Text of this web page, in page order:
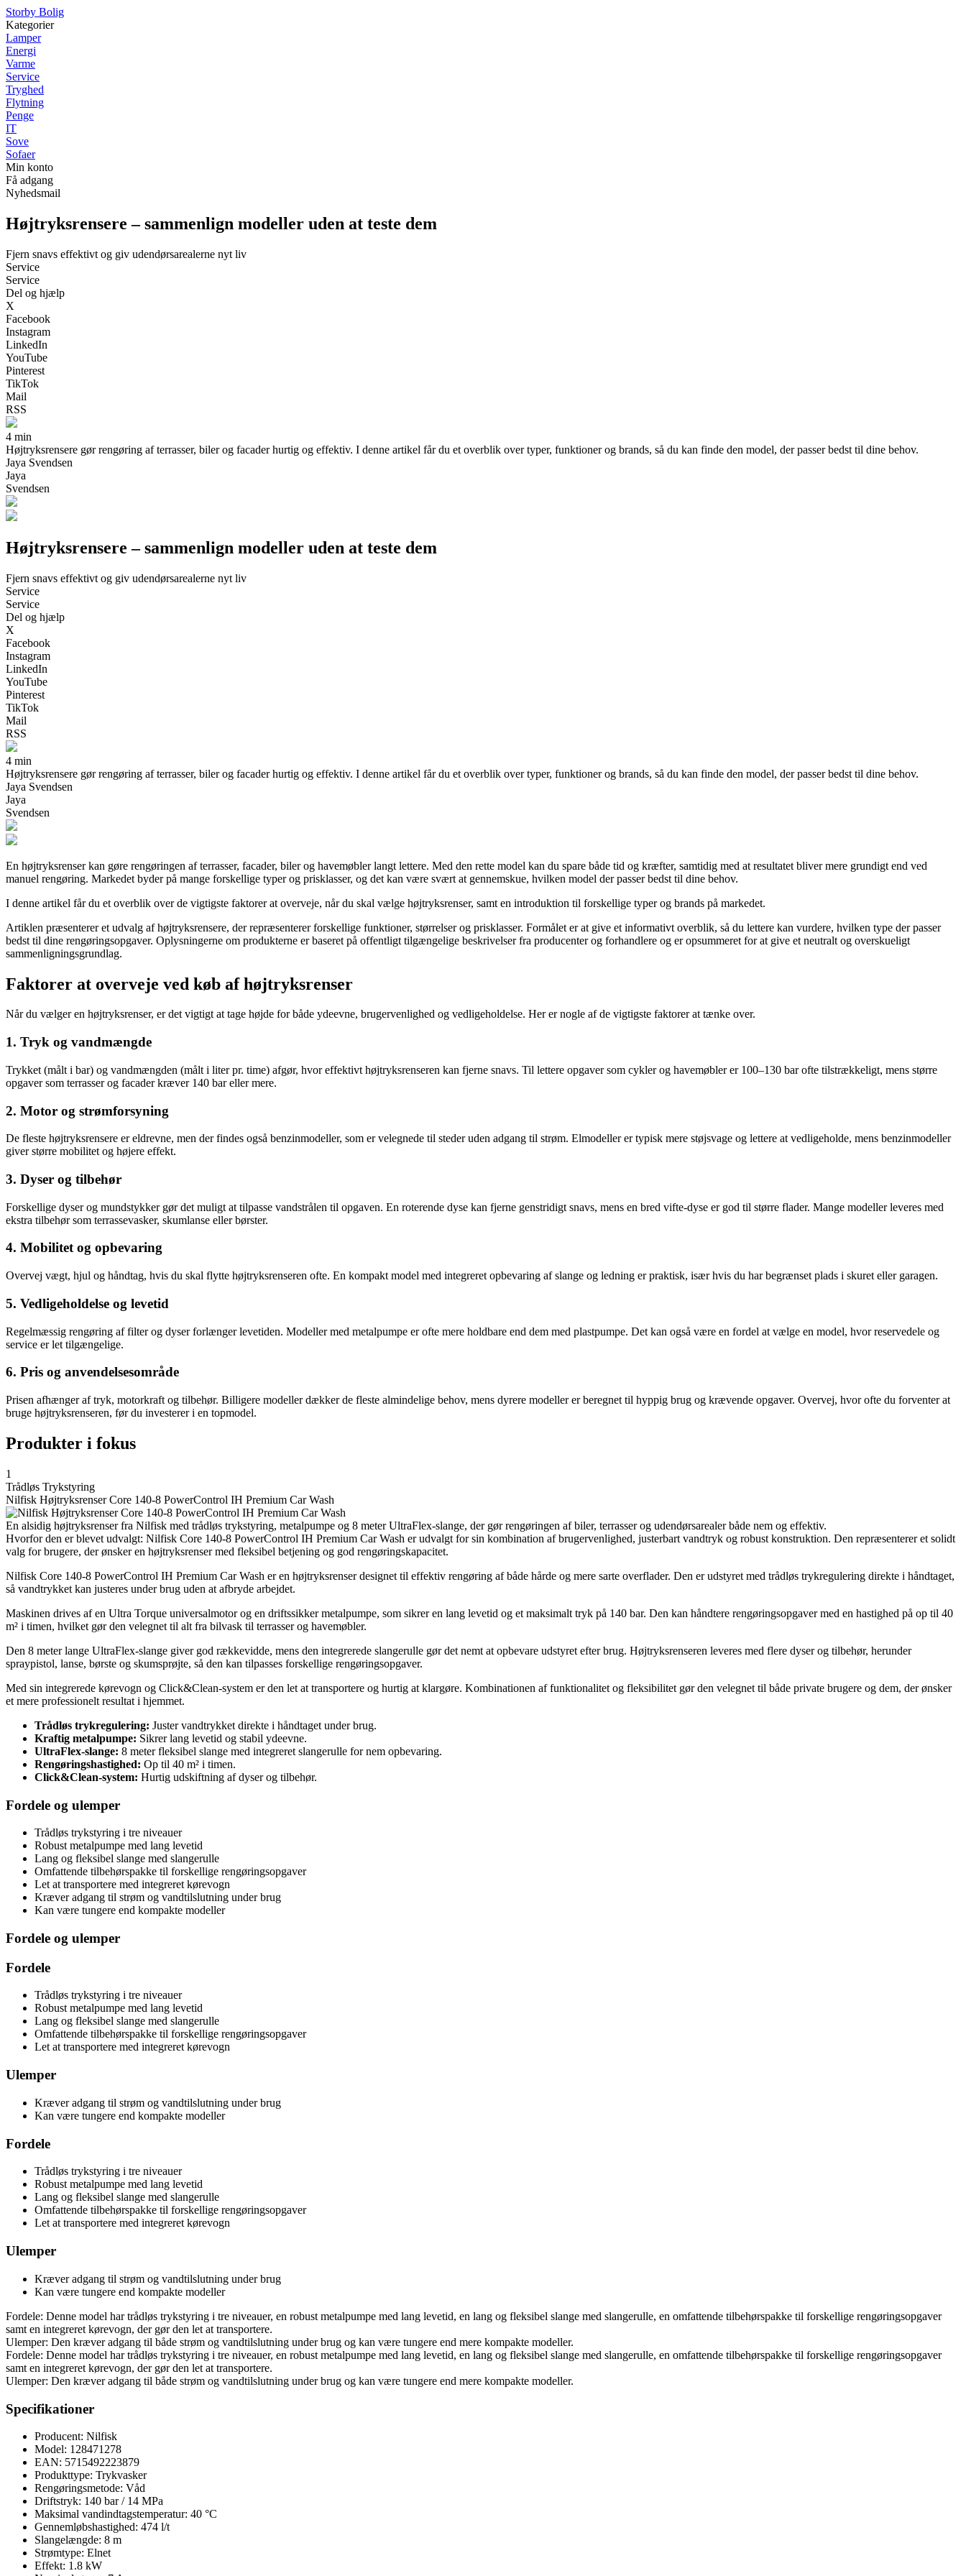
Storby Bolig
Kategorier
Lamper
Energi
Varme
Service
Tryghed
Flytning
Penge
IT
Sove
Sofaer
Min konto
Få adgang
Nyhedsmail
Højtryksrensere – sammenlign modeller uden at teste dem
Fjern snavs effektivt og giv udendørsarealerne nyt liv
Service
Service
Del og hjælp
X
Facebook
Instagram
LinkedIn
YouTube
Pinterest
TikTok
Mail
RSS
4 min
Højtryksrensere gør rengøring af terrasser, biler og facader hurtig og effektiv. I denne artikel får du et overblik over typer, funktioner og brands, så du kan finde den model, der passer bedst til dine behov.
Jaya Svendsen
Jaya
Svendsen
Højtryksrensere – sammenlign modeller uden at teste dem
Fjern snavs effektivt og giv udendørsarealerne nyt liv
Service
Service
Del og hjælp
X
Facebook
Instagram
LinkedIn
YouTube
Pinterest
TikTok
Mail
RSS
4 min
Højtryksrensere gør rengøring af terrasser, biler og facader hurtig og effektiv. I denne artikel får du et overblik over typer, funktioner og brands, så du kan finde den model, der passer bedst til dine behov.
Jaya Svendsen
Jaya
Svendsen
En højtryksrenser kan gøre rengøringen af terrasser, facader, biler og havemøbler langt lettere. Med den rette model kan du spare både tid og kræfter, samtidig med at resultatet bliver mere grundigt end ved
manuel rengøring. Markedet byder på mange forskellige typer og prisklasser, og det kan være svært at gennemskue, hvilken model der passer bedst til dine behov.
I denne artikel får du et overblik over de vigtigste faktorer at overveje, når du skal vælge højtryksrenser, samt en introduktion til forskellige typer og brands på markedet.
Artiklen præsenterer et udvalg af højtryksrensere, der repræsenterer forskellige funktioner, størrelser og prisklasser. Formålet er at give et informativt overblik, så du lettere kan vurdere, hvilken type der passer
bedst til dine rengøringsopgaver. Oplysningerne om produkterne er baseret på offentligt tilgængelige beskrivelser fra producenter og forhandlere og er opsummeret for at give et neutralt og overskueligt
sammenligningsgrundlag.
Faktorer at overveje ved køb af højtryksrenser
Når du vælger en højtryksrenser, er det vigtigt at tage højde for både ydeevne, brugervenlighed og vedligeholdelse. Her er nogle af de vigtigste faktorer at tænke over.
1. Tryk og vandmængde
Trykket (målt i bar) og vandmængden (målt i liter pr. time) afgør, hvor effektivt højtryksrenseren kan fjerne snavs. Til lettere opgaver som cykler og havemøbler er 100–130 bar ofte tilstrækkeligt, mens større
opgaver som terrasser og facader kræver 140 bar eller mere.
2. Motor og strømforsyning
De fleste højtryksrensere er eldrevne, men der findes også benzinmodeller, som er velegnede til steder uden adgang til strøm. Elmodeller er typisk mere støjsvage og lettere at vedligeholde, mens benzinmodeller
giver større mobilitet og højere effekt.
3. Dyser og tilbehør
Forskellige dyser og mundstykker gør det muligt at tilpasse vandstrålen til opgaven. En roterende dyse kan fjerne genstridigt snavs, mens en bred vifte-dyse er god til større flader. Mange modeller leveres med
ekstra tilbehør som terrassevasker, skumlanse eller børster.
4. Mobilitet og opbevaring
Overvej vægt, hjul og håndtag, hvis du skal flytte højtryksrenseren ofte. En kompakt model med integreret opbevaring af slange og ledning er praktisk, især hvis du har begrænset plads i skuret eller garagen.
5. Vedligeholdelse og levetid
Regelmæssig rengøring af filter og dyser forlænger levetiden. Modeller med metalpumpe er ofte mere holdbare end dem med plastpumpe. Det kan også være en fordel at vælge en model, hvor reservedele og
service er let tilgængelige.
6. Pris og anvendelsesområde
Prisen afhænger af tryk, motorkraft og tilbehør. Billigere modeller dækker de fleste almindelige behov, mens dyrere modeller er beregnet til hyppig brug og krævende opgaver. Overvej, hvor ofte du forventer at
bruge højtryksrenseren, før du investerer i en topmodel.
Produkter i fokus
1
Trådløs Trykstyring
Nilfisk Højtryksrenser Core 140-8 PowerControl IH Premium Car Wash
En alsidig højtryksrenser fra Nilfisk med trådløs trykstyring, metalpumpe og 8 meter UltraFlex-slange, der gør rengøringen af biler, terrasser og udendørsarealer både nem og effektiv.
Hvorfor den er blevet udvalgt: Nilfisk Core 140-8 PowerControl IH Premium Car Wash er udvalgt for sin kombination af brugervenlighed, justerbart vandtryk og robust konstruktion. Den repræsenterer et solidt
valg for brugere, der ønsker en højtryksrenser med fleksibel betjening og god rengøringskapacitet.
Nilfisk Core 140-8 PowerControl IH Premium Car Wash er en højtryksrenser designet til effektiv rengøring af både hårde og mere sarte overflader. Den er udstyret med trådløs trykregulering direkte i håndtaget,
så vandtrykket kan justeres under brug uden at afbryde arbejdet.
Maskinen drives af en Ultra Torque universalmotor og en driftssikker metalpumpe, som sikrer en lang levetid og et maksimalt tryk på 140 bar. Den kan håndtere rengøringsopgaver med en hastighed på op til 40
m² i timen, hvilket gør den velegnet til alt fra bilvask til terrasser og havemøbler.
Den 8 meter lange UltraFlex-slange giver god rækkevidde, mens den integrerede slangerulle gør det nemt at opbevare udstyret efter brug. Højtryksrenseren leveres med flere dyser og tilbehør, herunder
spraypistol, lanse, børste og skumsprøjte, så den kan tilpasses forskellige rengøringsopgaver.
Med sin integrerede kørevogn og Click&Clean-system er den let at transportere og hurtig at klargøre. Kombinationen af funktionalitet og fleksibilitet gør den velegnet til både private brugere og dem, der ønsker
et mere professionelt resultat i hjemmet.
Trådløs trykregulering: Juster vandtrykket direkte i håndtaget under brug.
Kraftig metalpumpe: Sikrer lang levetid og stabil ydeevne.
UltraFlex-slange: 8 meter fleksibel slange med integreret slangerulle for nem opbevaring.
Rengøringshastighed: Op til 40 m² i timen.
Click&Clean-system: Hurtig udskiftning af dyser og tilbehør.
Fordele og ulemper
Trådløs trykstyring i tre niveauer
Robust metalpumpe med lang levetid
Lang og fleksibel slange med slangerulle
Omfattende tilbehørspakke til forskellige rengøringsopgaver
Let at transportere med integreret kørevogn
Kræver adgang til strøm og vandtilslutning under brug
Kan være tungere end kompakte modeller
Fordele og ulemper
Fordele
Trådløs trykstyring i tre niveauer
Robust metalpumpe med lang levetid
Lang og fleksibel slange med slangerulle
Omfattende tilbehørspakke til forskellige rengøringsopgaver
Let at transportere med integreret kørevogn
Ulemper
Kræver adgang til strøm og vandtilslutning under brug
Kan være tungere end kompakte modeller
Fordele
Trådløs trykstyring i tre niveauer
Robust metalpumpe med lang levetid
Lang og fleksibel slange med slangerulle
Omfattende tilbehørspakke til forskellige rengøringsopgaver
Let at transportere med integreret kørevogn
Ulemper
Kræver adgang til strøm og vandtilslutning under brug
Kan være tungere end kompakte modeller
Fordele: Denne model har trådløs trykstyring i tre niveauer, en robust metalpumpe med lang levetid, en lang og fleksibel slange med slangerulle, en omfattende tilbehørspakke til forskellige rengøringsopgaver
samt en integreret kørevogn, der gør den let at transportere.
Ulemper: Den kræver adgang til både strøm og vandtilslutning under brug og kan være tungere end mere kompakte modeller.
Fordele: Denne model har trådløs trykstyring i tre niveauer, en robust metalpumpe med lang levetid, en lang og fleksibel slange med slangerulle, en omfattende tilbehørspakke til forskellige rengøringsopgaver
samt en integreret kørevogn, der gør den let at transportere.
Ulemper: Den kræver adgang til både strøm og vandtilslutning under brug og kan være tungere end mere kompakte modeller.
Specifikationer
Producent: Nilfisk
Model: 128471278
EAN: 5715492223879
Produkttype: Trykvasker
Rengøringsmetode: Våd
Driftstryk: 140 bar / 14 MPa
Maksimal vandindtagstemperatur: 40 °C
Gennemløbshastighed: 474 l/t
Slangelængde: 8 m
Strømtype: Elnet
Effekt: 1.8 kW